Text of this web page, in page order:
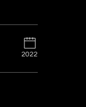
2022